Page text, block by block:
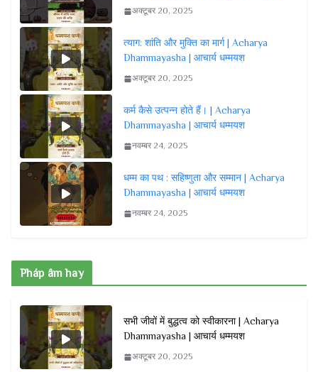
अक्टूबर 20, 2025
त्याग: शांति और मुक्ति का मार्ग | Acharya
Dhammayasha | आचार्य धम्मयश
अक्टूबर 20, 2025
कर्म कैसे उत्पन्न होते हैं। | Acharya
Dhammayasha | आचार्य धम्मयश
नवम्बर 24, 2025
धम्म का पथ : सहिष्णुता और सम्मान | Acharya
Dhammayasha | आचार्य धम्मयश
नवम्बर 24, 2025
Pháp âm hay
सभी जीवों में बुद्धत्व को स्वीकारना | Acharya
Dhammayasha | आचार्य धम्मयश
अक्टूबर 20, 2025